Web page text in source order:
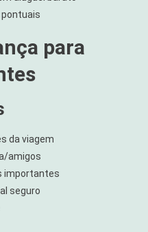
para
da viagem
amigos
importantes
seguro